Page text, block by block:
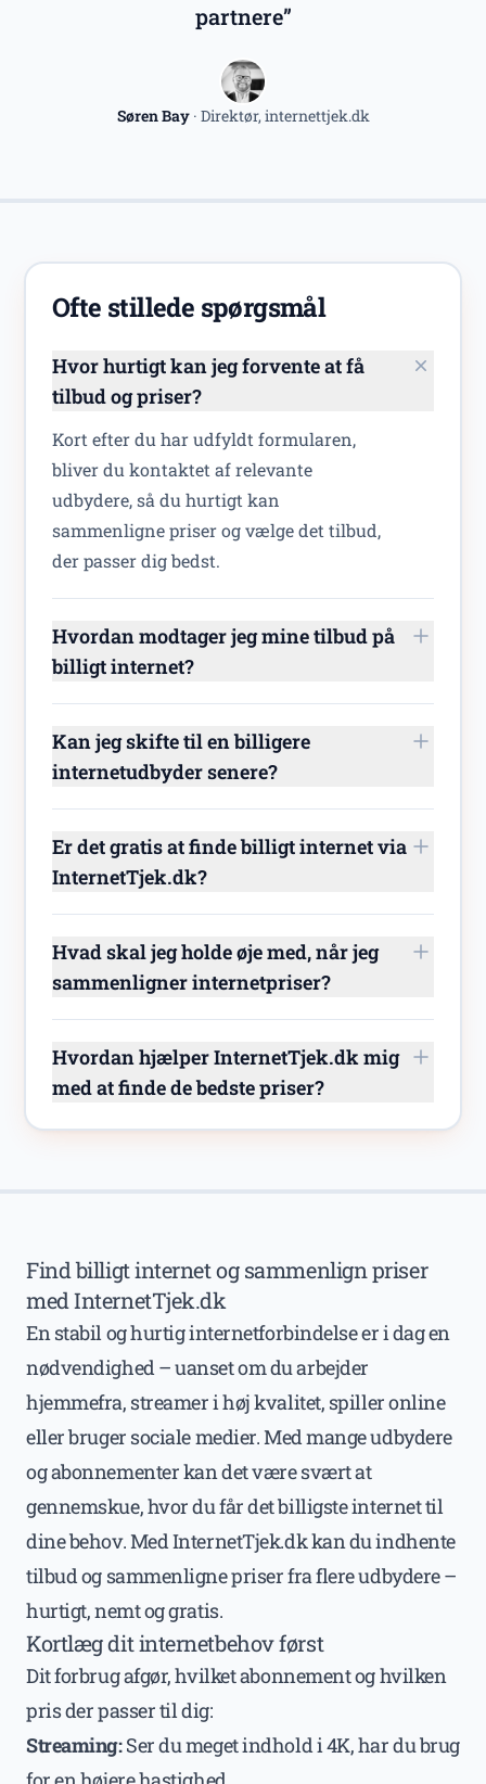
partnere”
Søren Bay · Direktør, internettjek.dk
Ofte stillede spørgsmål
Hvor hurtigt kan jeg forvente at få
tilbud og priser?
Kort efter du har udfyldt formularen,
bliver du kontaktet af relevante
udbydere, så du hurtigt kan
sammenligne priser og vælge det tilbud,
der passer dig bedst.
Hvordan modtager jeg mine tilbud på
billigt internet?
Kan jeg skifte til en billigere
internetudbyder senere?
Er det gratis at finde billigt internet via
InternetTjek.dk?
Hvad skal jeg holde øje med, når jeg
sammenligner internetpriser?
Hvordan hjælper InternetTjek.dk mig
med at finde de bedste priser?
Find billigt internet og sammenlign priser
med InternetTjek.dk
En stabil og hurtig internetforbindelse er i dag en
nødvendighed – uanset om du arbejder
hjemmefra, streamer i høj kvalitet, spiller online
eller bruger sociale medier. Med mange udbydere
og abonnementer kan det være svært at
gennemskue, hvor du får det billigste internet til
dine behov. Med InternetTjek.dk kan du indhente
tilbud og sammenligne priser fra flere udbydere –
hurtigt, nemt og gratis.
Kortlæg dit internetbehov først
Dit forbrug afgør, hvilket abonnement og hvilken
pris der passer til dig:
Streaming:Ser du meget indhold i 4K, har du brug